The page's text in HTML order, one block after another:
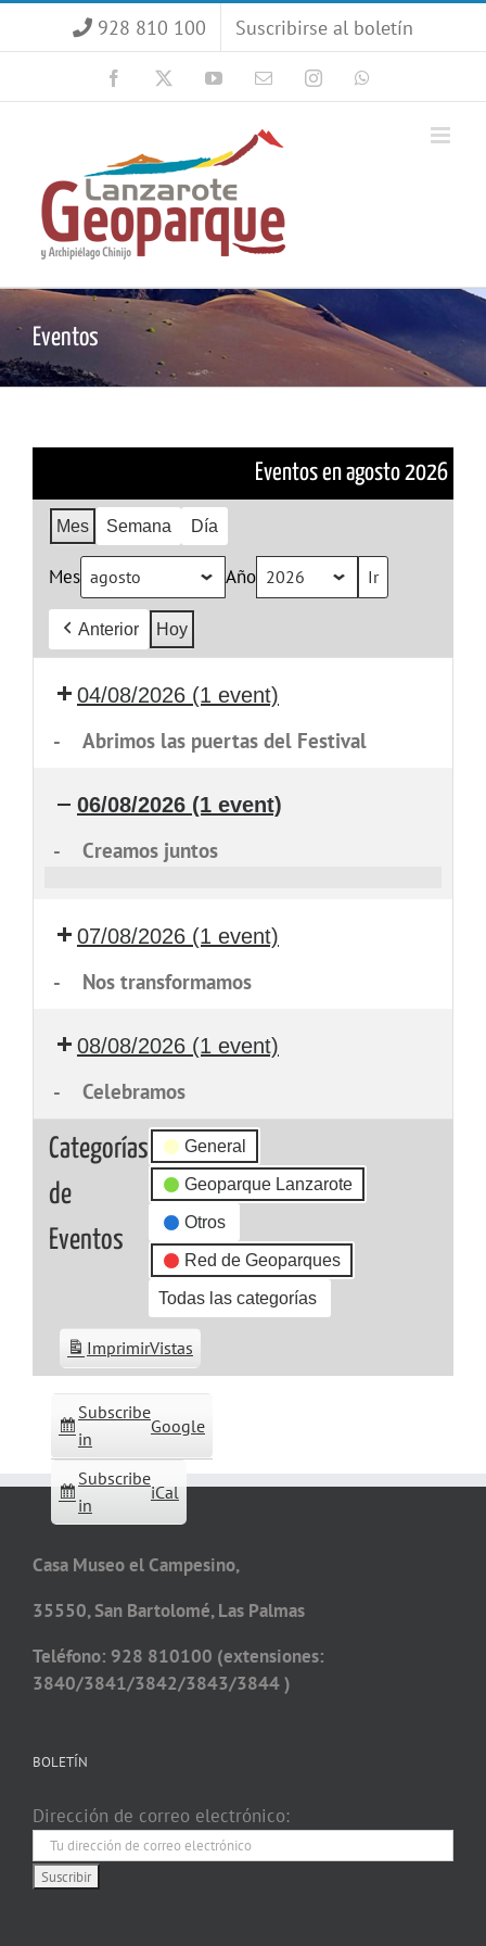
928 810 100 Suscribirse al boletín
Facebook YouTubeCorreoInstagram
Eventos
Eventos en agosto 2026
Mes Semana Día
Mes Año
Anterior Hoy
04/08/2026 (1 event)
- Abrimos las puertas del Festival
06/08/2026 (1 event)
- Creamos juntos
07/08/2026 (1 event)
- Nos transformamos
08/08/2026 (1 event)
- Celebramos
Categorías
de
Eventos
General
Geoparque Lanzarote
Otros
Red de Geoparques
Todas las categorías
Subscribe
in
Google
Subscribe
in
iCal
ImprimirVistas
Casa Museo el Campesino,
35550, San Bartolomé, Las Palmas
Teléfono: 928 810100 (extensiones:
3840/3841/3842/3843/3844 )
BOLETÍN
Dirección de correo electrónico: